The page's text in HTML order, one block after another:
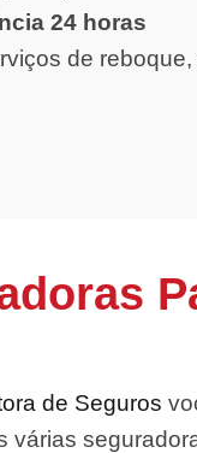
24 horas
de
de Seguros
várias